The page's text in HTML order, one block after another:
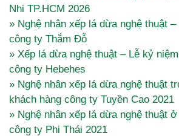
Nhi TP.HCM 2026
» Nghệ nhân xếp lá dừa nghệ thuật
công ty Thắm Đỗ
» Xếp lá dừa nghệ thuật – Lễ kỷ
công ty Hebehes
» Nghệ nhân xếp lá dừa nghệ thuật
khách hàng công ty Tuyền Cao 2021
» Nghệ nhân xếp lá dừa nghệ thuật
công ty Phi Thái 2021